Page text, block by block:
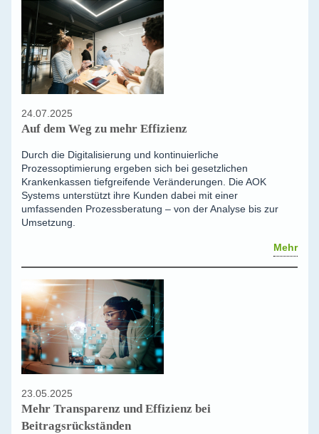
24.07.2025
Auf dem Weg zu mehr Effizienz
Durch die Digitalisierung und kontinuierliche
Prozessoptimierung ergeben sich bei gesetzlichen
Krankenkassen tiefgreifende Veränderungen. Die AOK
Systems unterstützt ihre Kunden dabei mit einer
umfassenden Prozessberatung – von der Analyse bis zur
Umsetzung.
Mehr
23.05.2025
Mehr Transparenz und Effizienz bei
Beitragsrückständen